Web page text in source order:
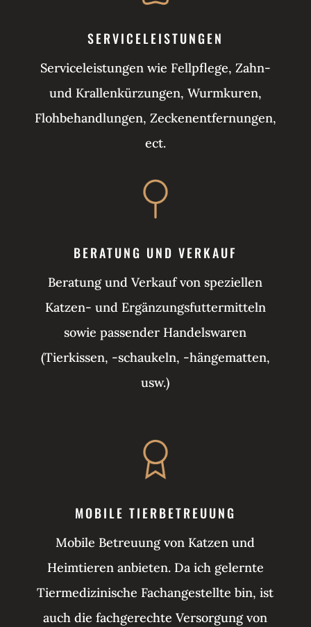
SERVICELEISTUNGEN
Serviceleistungen wie Fellpflege, Zahn-
und Krallenkürzungen, Wurmkuren,
Flohbehandlungen, Zeckenentfernungen,
ect.
BERATUNG UND VERKAUF
Beratung und Verkauf von speziellen
Katzen- und Ergänzungsfuttermitteln
sowie passender Handelswaren
(Tierkissen, -schaukeln, -hängematten,
usw.)
MOBILE TIERBETREUUNG
Mobile Betreuung von Katzen und
Heimtieren anbieten. Da ich gelernte
Tiermedizinische Fachangestellte bin, ist
auch die fachgerechte Versorgung von